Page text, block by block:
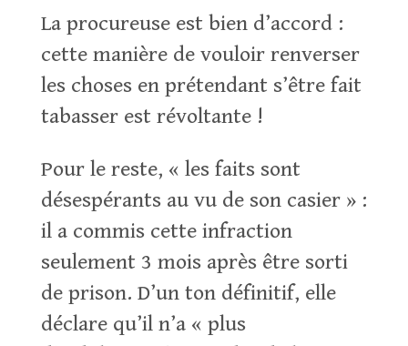
La procureuse est bien d’accord :
cette manière de vouloir renverser
les choses en prétendant s’être fait
tabasser est révoltante !
Pour le reste, « les faits sont
désespérants au vu de son casier » :
il a commis cette infraction
seulement 3 mois après être sorti
de prison. D’un ton définitif, elle
déclare qu’il n’a « plus